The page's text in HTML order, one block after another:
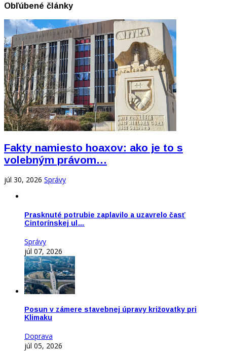
Obľúbené články
Fakty namiesto hoaxov: ako je to s
volebným právom…
júl 30, 2026 Správy
Prasknuté potrubie zaplavilo a uzavrelo časť
Cintorínskej ul…
Správy
júl 07, 2026
Posun v zámere stavebnej úpravy križovatky pri
Klimaku
Doprava
júl 05, 2026